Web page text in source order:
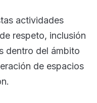
actividades
respeto, inclusión
dentro del ámbito
de espacios